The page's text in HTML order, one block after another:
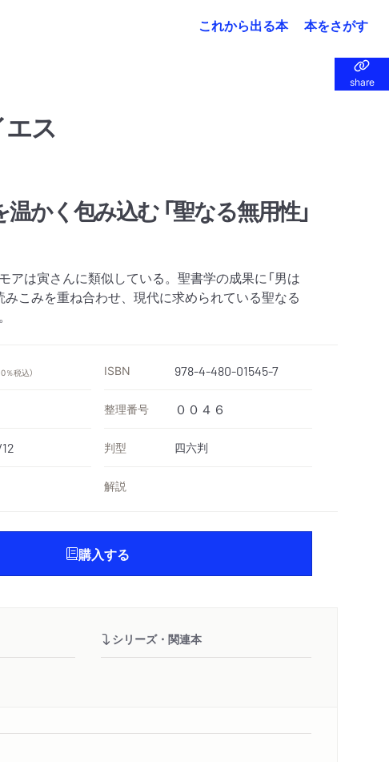
これから出る本 本をさがす
share
share
ス
かく包み込む 「聖なる無用性」
アは寅さんに類似している。聖書学の成果に「男は
みこみを重ね合わせ、現代に求められている聖なる
％税込） ISBN 978-4-480-01545-7
整理番号 ００４６
判型 四六判
解説
購入する
シリーズ・関連本